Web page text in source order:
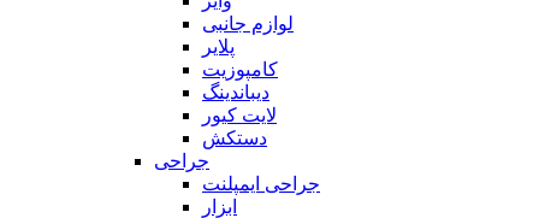
لوازم جانبی
پلایر
کامپوزیت
دیباندینگ
لایت کیور
دستکش
جراحی
جراحی ایمپلنت
ابزار